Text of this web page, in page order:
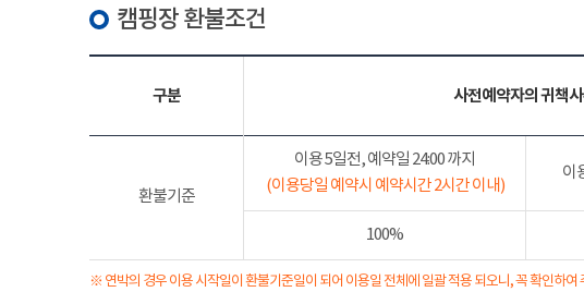
캠핑장 환불조건
구분 사전예약자의 귀책
환불기준
이용 5일전, 예약일 24:00 까지
(이용당일 예약시 예약시간 2시간 이내)
이
100%
※ 연박의 경우 이용 시작일이 환불기준일이 되어 이용일 전체에 일괄 적용 되오니, 꼭 확인하여